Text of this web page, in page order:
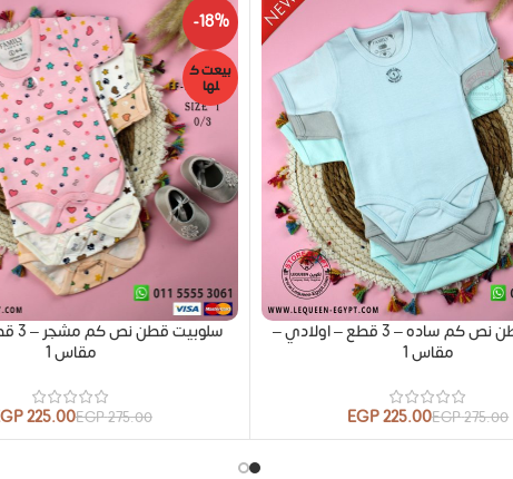
سلوبيت قطن نص كم ساده – 3 قطع – اولادي –
مقاس 1
275.00
EGP
225.00
EGP
-18%
بيعت ك
لها
مقاس 1
275.00
EGP
225.00